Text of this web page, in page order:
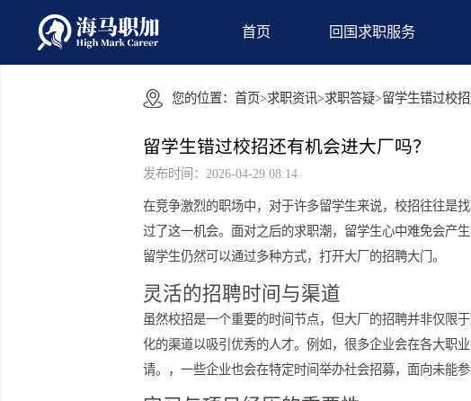
首页 回国求职服务
您的位置： 首页 >求职资讯>求职答疑>留学生
留学生错过校招还有机会进大厂吗？
在竞争激烈的职场中，对于许多留学生来说，校
过了这一机会。面对之后的求职潮，留学生心中
留学生仍然可以通过多种方式，打开大厂的招聘大
灵活的招聘时间与渠道
虽然校招是一个重要的时间节点，但大厂的招聘
化的渠道以吸引优秀的人才。例如，很多企业会